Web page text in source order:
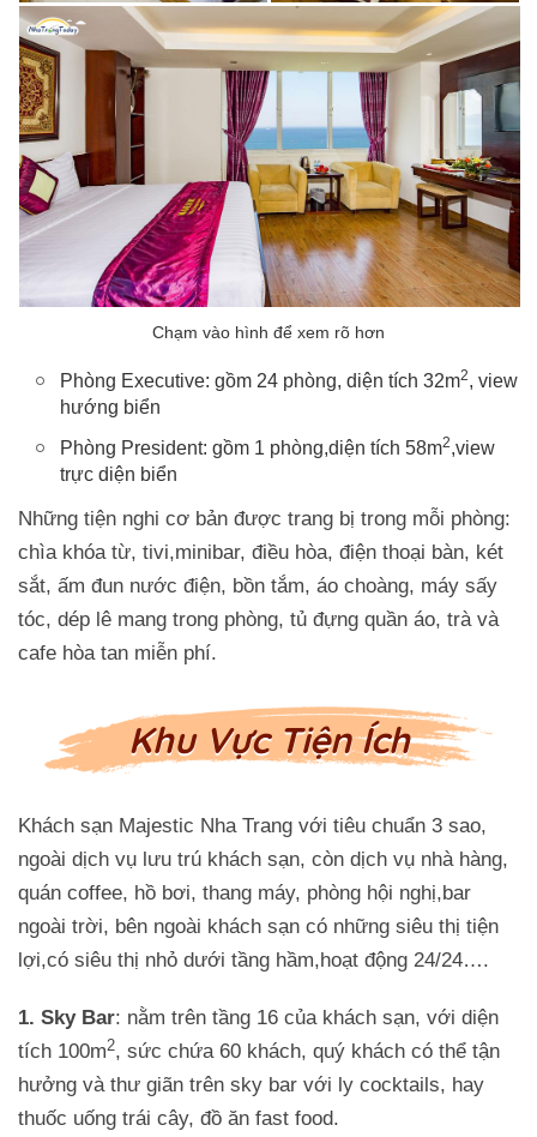
Phòng Executive: gồm 24 phòng, diện tích 32m2, view
hướng biển
Phòng President: gồm 1 phòng,diện tích 58m2,view
trực diện biển
Những tiện nghi cơ bản được trang bị trong mỗi phòng:
chìa khóa từ, tivi,minibar, điều hòa, điện thoại bàn, két
sắt, ấm đun nước điện, bồn tắm, áo choàng, máy sấy
tóc, dép lê mang trong phòng, tủ đựng quần áo, trà và
cafe hòa tan miễn phí.
Khu Vực Tiện Ích
Khách sạn Majestic Nha Trang với tiêu chuẩn 3 sao,
ngoài dịch vụ lưu trú khách sạn, còn dịch vụ nhà hàng,
quán coffee, hồ bơi, thang máy, phòng hội nghị,bar
ngoài trời, bên ngoài khách sạn có những siêu thị tiện
lợi,có siêu thị nhỏ dưới tầng hầm,hoạt động 24/24….
1. Sky Bar: nằm trên tầng 16 của khách sạn, với diện
tích 100m2, sức chứa 60 khách, quý khách có thể tận
hưởng và thư giãn trên sky bar với ly cocktails, hay
thuốc uống trái cây, đồ ăn fast food.